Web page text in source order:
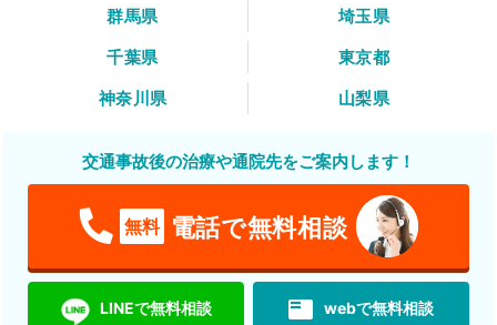
群馬県
埼玉県
千葉県
東京都
神奈川県
山梨県
交通事故後の治療や通院先をご案内します！
無料 電話で無料相談
LINEで無料相談 featured_play_list webで無料相談